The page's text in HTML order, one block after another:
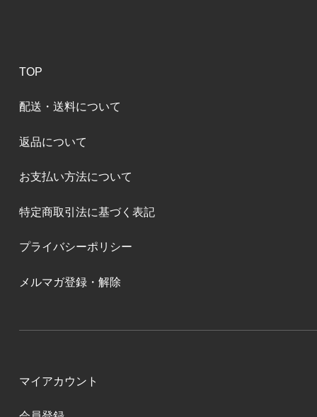
TOP
配送・送料について
返品について
お支払い方法について
特定商取引法に基づく表記
プライバシーポリシー
メルマガ登録・解除
マイアカウント